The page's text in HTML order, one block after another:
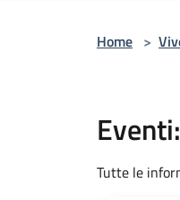
Home >
Tutte le